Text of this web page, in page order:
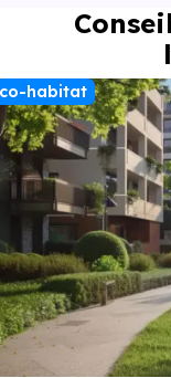
habitat